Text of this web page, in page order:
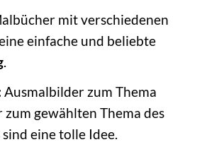
mit verschiedenen
einfache und beliebte
.
Ausmalbilder zum Thema
gewählten Thema des
eine tolle Idee.